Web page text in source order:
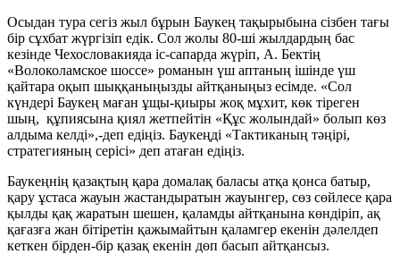
Осыдан тура сегіз жыл бұрын Баукең тақырыбына сізбен тағы
бір сұхбат жүргізіп едік. Сол жолы 80-ші жылдардың бас
кезінде Чехословакияда іс-сапарда жүріп, А. Бектің
«Волоколамское шоссе» романын үш аптаның ішінде үш
қайтара оқып шыққаныңызды айтқаныңыз есімде. «Сол
күндері Баукең маған ұщы-қиыры жоқ мұхит, көк тіреген
шың, құпиясына қиял жетпейтін «Құс жолындай» болып көз
алдыма келді»,-деп едіңіз. Баукеңді «Тактиканың тәңірі,
стратегияның серісі» деп атаған едіңіз.
Баукеңнің қазақтың қара домалақ баласы атқа қонса батыр,
қару ұстаса жауын жастандыратын жауынгер, сөз сөйлесе қара
қылды қақ жаратын шешен, қаламды айтқанына көндіріп, ақ
қағазға жан бітіретін қажымайтын қаламгер екенін дәлелдеп
кеткен бірден-бір қазақ екенін дөп басып айтқансыз.